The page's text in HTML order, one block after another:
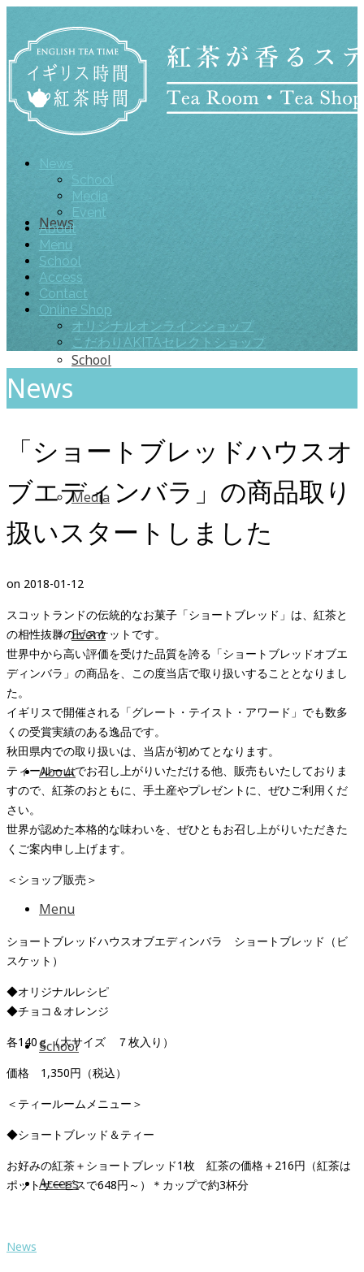
News
School
Media
Event
About
Menu
School
Access
News
School
Media
Event
About
Menu
School
Access
Contact
Online Shop
オリジナルオンラインショップ
こだわりAKITAセレクトショップ
News
「ショートブレッドハウスオ
ブエディンバラ」の商品取り
扱いスタートしました
on 2018-01-12
スコットランドの伝統的なお菓子「ショートブレッド」は、紅茶と
の相性抜群のビスケットです。
世界中から高い評価を受けた品質を誇る「ショートブレッドオブエ
ディンバラ」の商品を、この度当店で取り扱いすることとなりまし
た。
イギリスで開催される「グレート・テイスト・アワード」でも数多
くの受賞実績のある逸品です。
秋田県内での取り扱いは、当店が初めてとなります。
ティールームでお召し上がりいただける他、販売もいたしておりま
すので、紅茶のおともに、手土産やプレゼントに、ぜひご利用くだ
さい。
世界が認めた本格的な味わいを、ぜひともお召し上がりいただきた
くご案内申し上げます。
＜ショップ販売＞
ショートブレッドハウスオブエディンバラ ショートブレッド（ビ
スケット）
◆オリジナルレシピ
◆チョコ＆オレンジ
各140ｇ（大サイズ ７枚入り）
価格 1,350円（税込）
＜ティールームメニュー＞
◆ショートブレッド＆ティー
お好みの紅茶＋ショートブレッド1枚 紅茶の価格＋216円（紅茶は
ポットサービスで648円～）＊カップで約3杯分
News